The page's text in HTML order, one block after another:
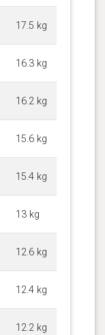
17.5 kg
16.3 kg
16.2 kg
15.6 kg
15.4 kg
13 kg
12.6 kg
12.4 kg
12.2 kg